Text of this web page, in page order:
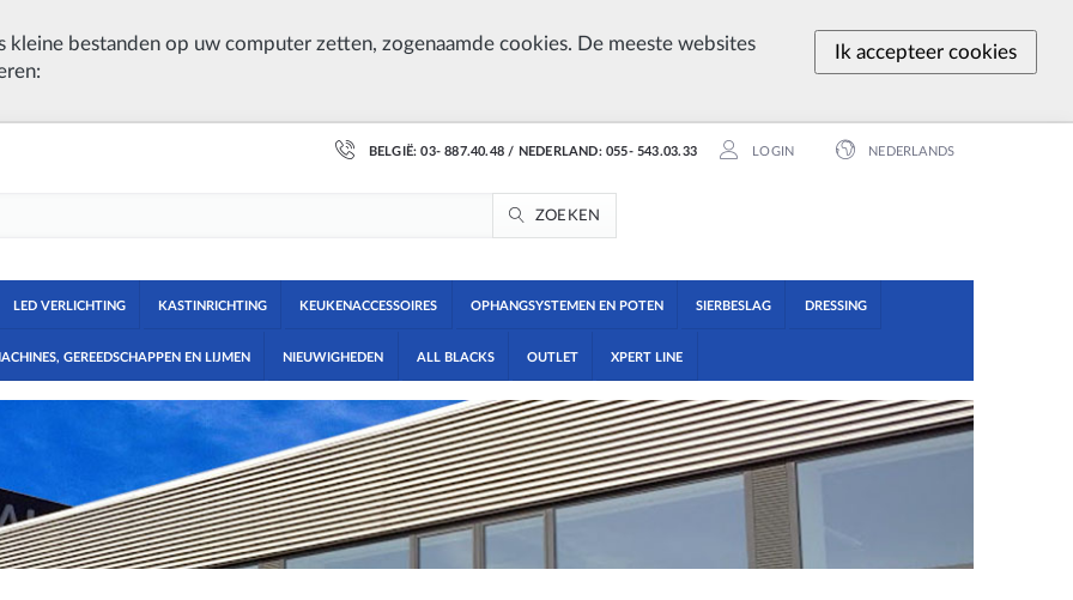
Ik accepteer cookies
bestanden op uw computer zetten, zogenaamde cookies. De meeste websites
BELGIË: 03- 887.40.48 / NEDERLAND: 055- 543.03.33 LOGIN NEDERLANDS
ZOEKEN
LED VERLICHTING KASTINRICHTING KEUKENACCESSOIRES OPHANGSYSTEMEN EN POTEN SIERBESLAG DRESSING
GEREEDSCHAPPEN EN LIJMEN NIEUWIGHEDEN ALL BLACKS OUTLET XPERT LINE